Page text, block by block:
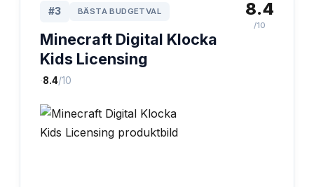
#3 BÄSTA BUDGETVAL
Minecraft Digital Klocka
Kids Licensing
·8.4/10
8.4
/10